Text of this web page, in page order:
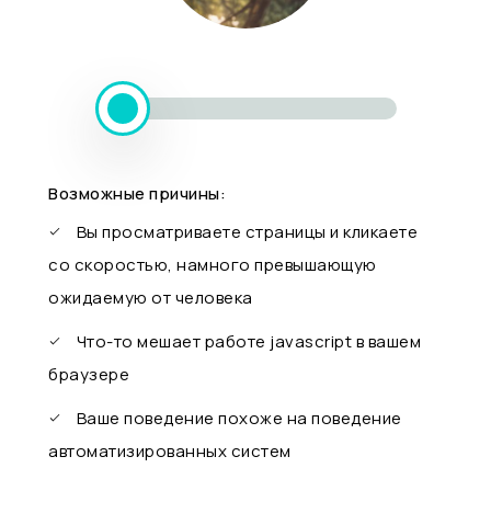
Возможные причины:
Вы просматриваете страницы и кликаете
со скоростью, намного превышающую
ожидаемую от человека
Что-то мешает работе javascript в вашем
браузере
Ваше поведение похоже на поведение
автоматизированных систем